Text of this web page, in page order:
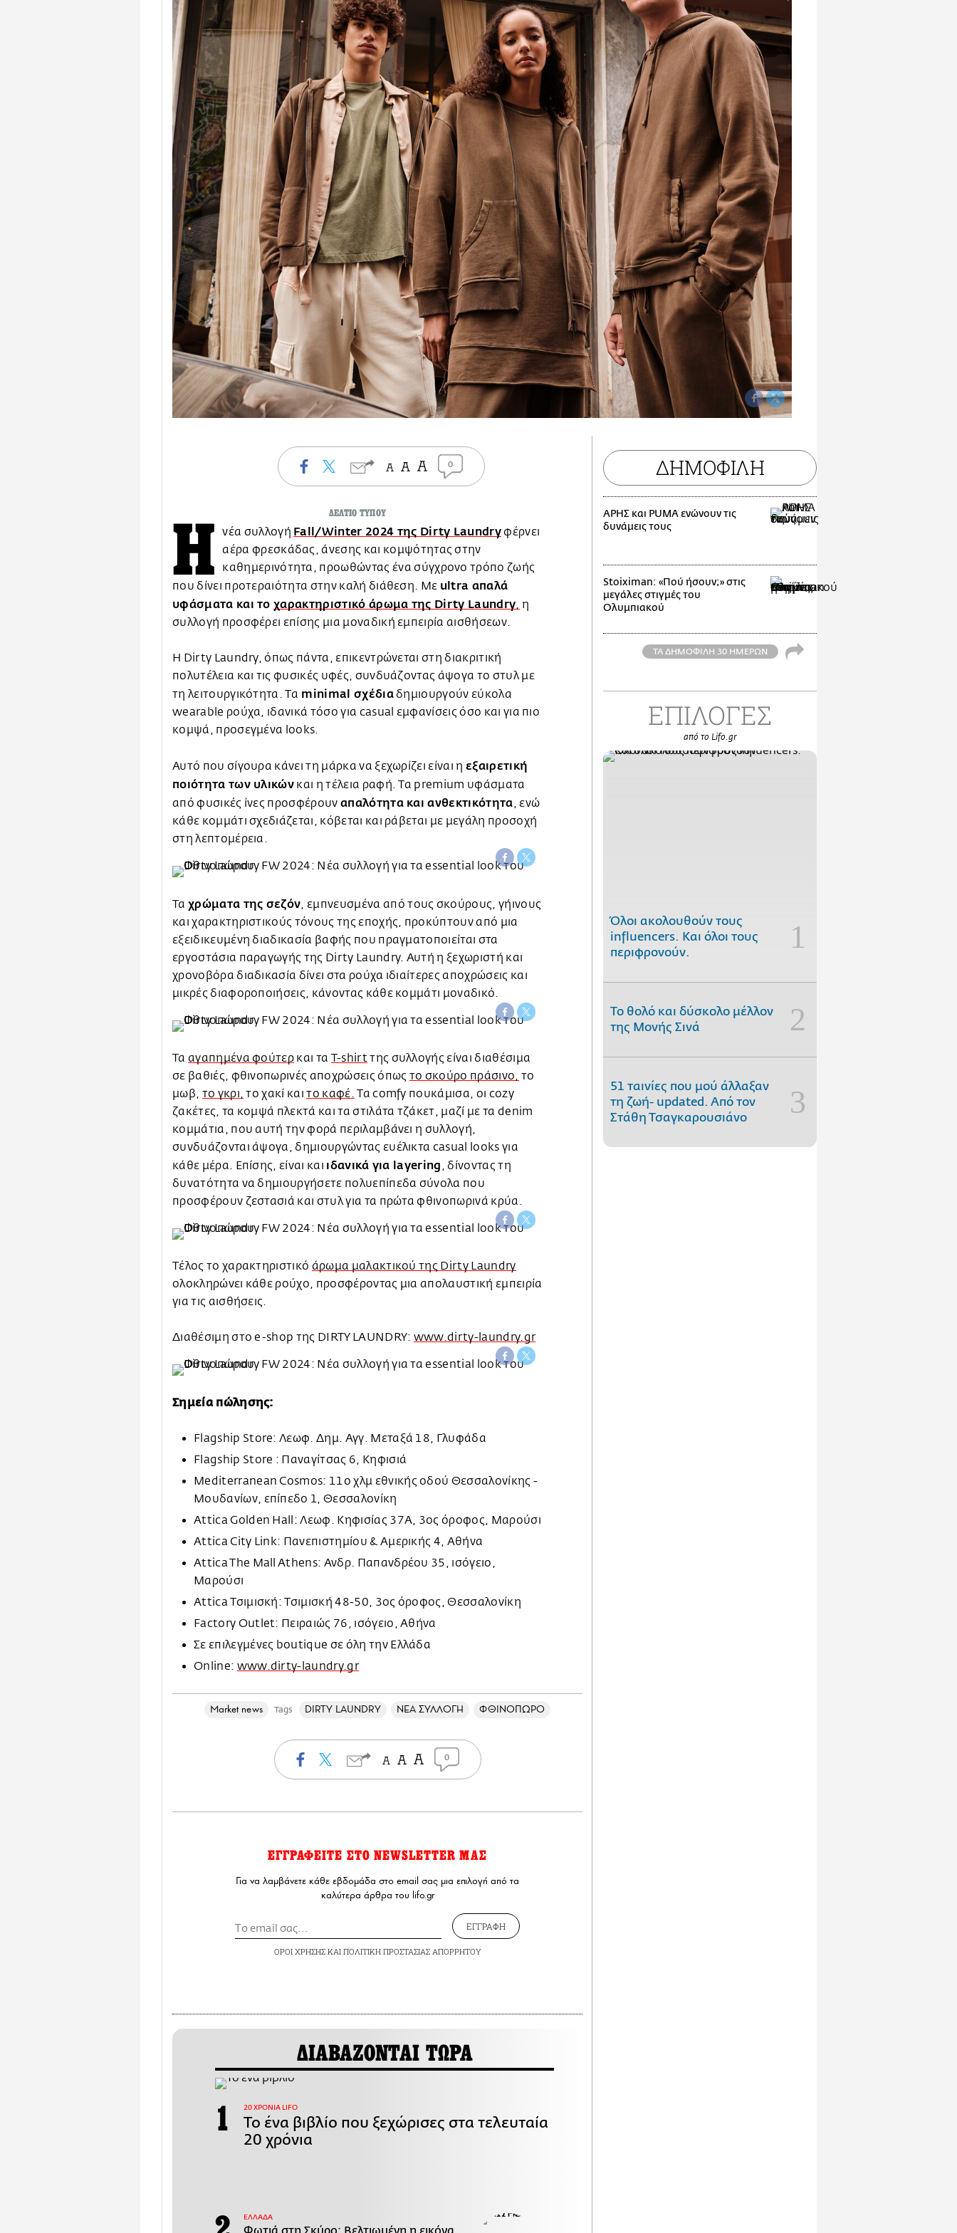
0
ΔΕΛΤΙΟ ΤΥΠΟΥ
Η νέα συλλογή Fall/Winter 2024 της Dirty Laundryφέρνει
αέρα φρεσκάδας, άνεσης και κομψότητας στην
καθημερινότητα, προωθώντας ένα σύγχρονο τρόπο ζωής
που δίνει προτεραιότητα στην καλή διάθεση. Με ultra απαλά
υφάσματα και τοχαρακτηριστικό άρωμα της Dirty Laundry η
συλλογή προσφέρει επίσης μια μοναδική εμπειρία αισθήσεων.
Η Dirty Laundry, όπως πάντα, επικεντρώνεται στη διακριτική
πολυτέλεια και τις φυσικές υφές, συνδυάζοντας άψογα το στυλ με
τη λειτουργικότητα. Τα minimal σχέδιαδημιουργούν εύκολα
wearable ρούχα, ιδανικά τόσο για casual εμφανίσεις όσο και για πιο
κομψά, προσεγμένα looks.
Αυτό που σίγουρα κάνει τη μάρκα να ξεχωρίζει είναι η εξαιρετική
ποιότητα των υλικών και η τέλεια ραφή. Τα premium υφάσματα
από φυσικές ίνες προσφέρουν απαλότητα και ανθεκτικότητα , ενώ
κάθε κομμάτι σχεδιάζεται, κόβεται και ράβεται με μεγάλη προσοχή
στη λεπτομέρεια.
Τα χρώματα της σεζόν , εμπνευσμένα από τους σκούρους, γήινους
και χαρακτηριστικούς τόνους της εποχής, προκύπτουν από μια
εξειδικευμένη διαδικασία βαφής που πραγματοποιείται στα
εργοστάσια παραγωγής της Dirty Laundry. Αυτή η ξεχωριστή και
χρονοβόρα διαδικασία δίνει στα ρούχα ιδιαίτερες αποχρώσεις και
μικρές διαφοροποιήσεις, κάνοντας κάθε κομμάτι μοναδικό.
Τα αγαπημένα φούτερ και τα T-shirt της συλλογής είναι διαθέσιμα
σε βαθιές, φθινοπωρινές αποχρώσεις όπως το σκούρο πράσινο, το
μωβ, το γκρι, το χακί καιτο καφέ. Τα comfy πουκάμισα, οι cozy
ζακέτες, τα κομψά πλεκτά και τα στιλάτα τζάκετ, μαζί με τα denim
κομμάτια, που αυτή την φορά περιλαμβάνει η συλλογή,
συνδυάζονται άψογα, δημιουργώντας ευέλικτα casual looks για
κάθε μέρα. Επίσης, είναι και ιδανικά για layering , δίνοντας τη
δυνατότητα να δημιουργήσετε πολυεπίπεδα σύνολα που
προσφέρουν ζεστασιά και στυλ για τα πρώτα φθινοπωρινά κρύα.
Τέλος το χαρακτηριστικό άρωμα μαλακτικού της Dirty Laundry
ολοκληρώνει κάθε ρούχο, προσφέροντας μια απολαυστική εμπειρία
για τις αισθήσεις.
Διαθέσιμη στο e-shop της DIRTY LAUNDRY: www.dirty-laundry.gr
Σημεία πώλησης:
Flagship Store: Λεωφ. Δημ. Αγγ. Μεταξά 18, Γλυφάδα
Flagship Store : Παναγίτσας 6, Κηφισιά
Mediterranean Cosmos: 11ο χλμ εθνικής οδού Θεσσαλονίκης -
Μουδανίων, επίπεδο 1, Θεσσαλονίκη
Attica Golden Hall: Λεωφ. Κηφισίας 37Α, 3ος όροφος, Μαρούσι
Attica City Link: Πανεπιστημίου & Αμερικής 4, Αθήνα
Attica The Mall Athens: Ανδρ. Παπανδρέου 35, ισόγειο,
Μαρούσι
Attica Τσιμισκή: Τσιμισκή 48-50, 3ος όροφος, Θεσσαλονίκη
Factory Outlet: Πειραιώς 76, ισόγειο, Αθήνα
Σε επιλεγμένες boutique σε όλη την Ελλάδα
Online: www.dirty-laundry.gr
Market news Tags DIRTY LAUNDRY ΝΕΑ ΣΥΛΛΟΓΗ ΦΘΙΝΟΠΩΡΟ
0
ΕΓΓΡΑΦΕΙΤΕ ΣΤΟ NEWSLETTER ΜΑΣ
Για να λαμβάνετε κάθε εβδομάδα στο email σας μια επιλογή από τα
καλύτερα άρθρα του lifo.gr
ΕΓΓΡΑΦΗ
ΟΡΟΙ ΧΡΗΣΗΣΚΑΙ ΠΟΛΙΤΙΚΗ ΠΡΟΣΤΑΣΙΑΣ ΑΠΟΡΡΗΤΟΥ
ΔΙΑΒΑΖΟΝΤΑΙ ΤΩΡΑ
20 ΧΡΟΝΙΑ LIFO
Το ένα βιβλίο που ξεχώρισες στα τελευταία
20 χρόνια
ΕΛΛΑΔΑ
ΔΗΜΟΦΙΛΗ
ΑΡΗΣ και PUMA ενώνουν τις
δυνάμεις τους
Stoiximan: «Πού ήσουν;» στις
μεγάλες στιγμές του
Ολυμπιακού
ΤΑ ΔΗΜΟΦΙΛΗ 30 ΗΜΕΡΩΝ
ΕΠΙΛΟΓΕΣ
από το Lifo.gr
Όλοι ακολουθούν τους
influencers. Και όλοι τους
περιφρονούν.
Το θολό και δύσκολο μέλλον
της Μονής Σινά
51 ταινίες που μού άλλαξαν
τη ζωή- updated. Aπό τον
Στάθη Τσαγκαρουσιάνο